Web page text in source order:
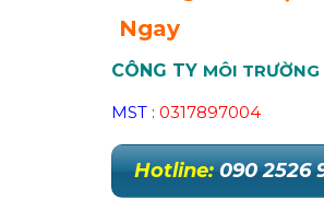
Ngay
CÔNG TY MÔI
MST : 0317897004
Hotline: 090 2526